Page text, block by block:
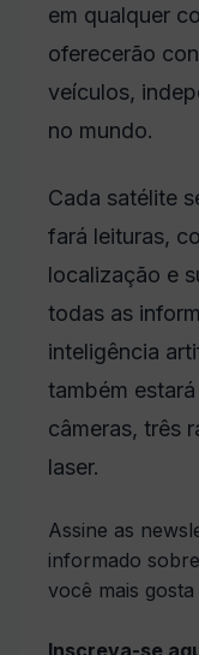
em qualquer
oferecerão
veículos,
no mundo.
Cada satélite
fará leituras,
localização e
todas as
inteligência
também
câmeras, três
laser.
Assine as
informado
você mais
Inscreva-se